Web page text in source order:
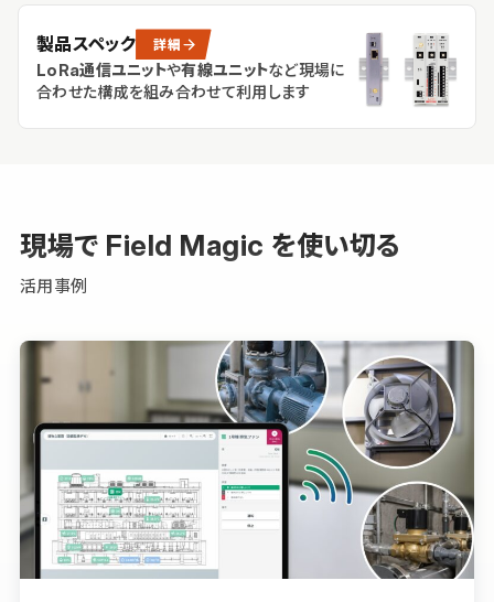
製品スペック 詳細
LoRa通信ユニットや有線ユニットなど現場に
合わせた構成を組み合わせて利用します
現場で Field Magic を使い切る
活用事例